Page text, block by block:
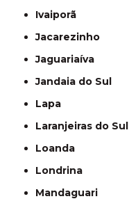
Ivaiporã
Jacarezinho
Jaguariaíva
Jandaia do Sul
Lapa
Laranjeiras do Sul
Loanda
Londrina
Mandaguari